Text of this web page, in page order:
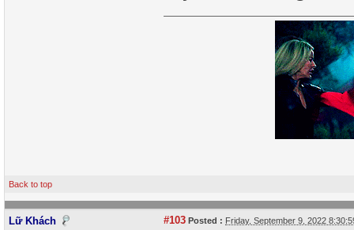
Back to top
Lữ Khách #103 Posted : Friday, September 9, 2022